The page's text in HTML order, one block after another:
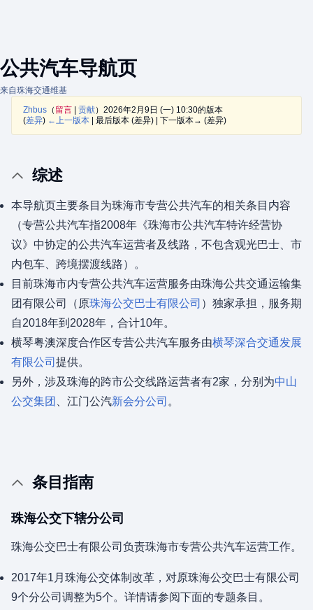
公共汽车导航页
来自珠海交通维基
Zhbus （ 留言 贡献） 2026年2月9日 (一) 10:30的版本
(差异) ←上一版本 | 最后版本 (差异) | 下一版本→ (差异)
综述
本导航页主要条目为珠海市专营公共汽车的相关条目内容
（专营公共汽车指2008年《珠海市公共汽车特许经营协
议》中协定的公共汽车运营者及线路，不包含观光巴士、市
内包车、跨境摆渡线路）。
目前珠海市内专营公共汽车运营服务由珠海公共交通运输集
团有限公司（原珠海公交巴士有限公司 ）独家承担，服务期
自2018年到2028年，合计10年。
横琴粤澳深度合作区专营公共汽车服务由横琴深合交通发展
有限公司 提供。
另外，涉及珠海的跨市公交线路运营者有2家，分别为中山
公交集团
、江门公汽新会分公司 。
条目指南
珠海公交下辖分公司
珠海公交巴士有限公司负责珠海市专营公共汽车运营工作。
2017年1月珠海公交体制改革，对原珠海公交巴士有限公司
9个分公司调整为5个。详情请参阅下面的专题条目。